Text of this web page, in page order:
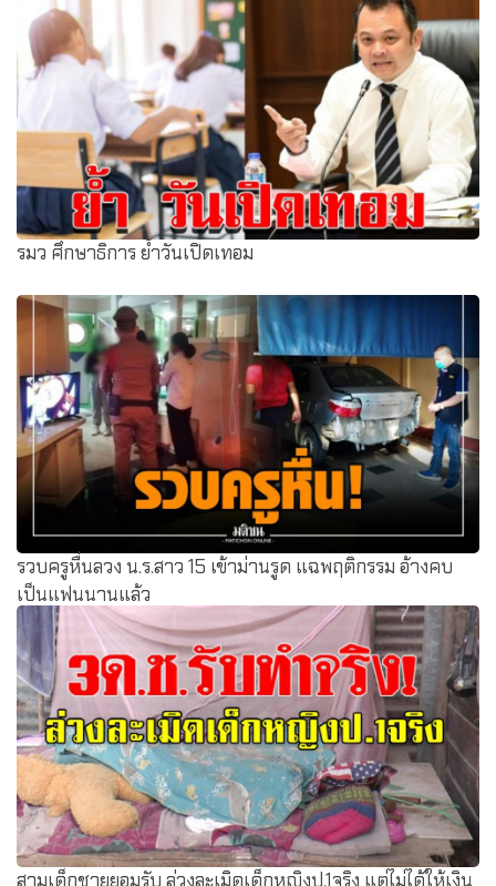
รมว ศึกษาธิการ ย้ำวันเปิดเทอม
รวบครูหื่นลวง น.ร.สาว 15 เข้าม่านรูด แฉพฤติกรรม อ้างคบ
เป็นแฟนนานแล้ว
สามเด็กชายยอมรับ ล่วงละเมิดเด็กหญิงป.1จริง แต่ไม่ได้ให้เงิน